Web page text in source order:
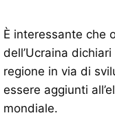
È interessante che
dell’Ucraina
regione in via di
essere aggiunti
mondiale.